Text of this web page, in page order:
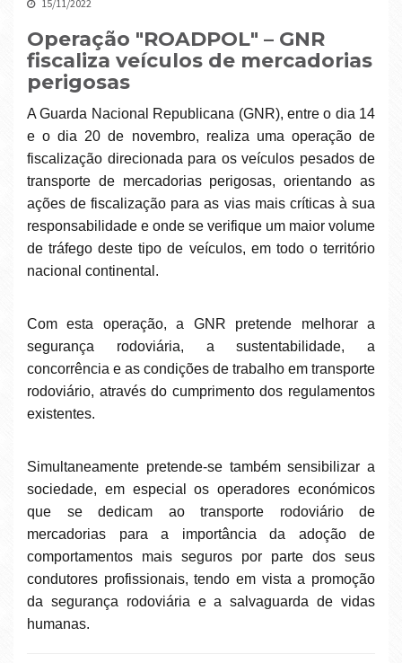
15/11/2022
Operação "ROADPOL" – GNR
fiscaliza veículos de mercadorias
perigosas
A Guarda Nacional Republicana (GNR), entre o dia 14
e o dia 20 de novembro, realiza uma operação de
fiscalização direcionada para os veículos pesados de
transporte de mercadorias perigosas, orientando as
ações de fiscalização para as vias mais críticas à sua
responsabilidade e onde se verifique um maior volume
de tráfego deste tipo de veículos, em todo o território
nacional continental.
Com esta operação, a GNR pretende melhorar a
segurança rodoviária, a sustentabilidade, a
concorrência e as condições de trabalho em transporte
rodoviário, através do cumprimento dos regulamentos
existentes.
Simultaneamente pretende-se também sensibilizar a
sociedade, em especial os operadores económicos
que se dedicam ao transporte rodoviário de
mercadorias para a importância da adoção de
comportamentos mais seguros por parte dos seus
condutores profissionais, tendo em vista a promoção
da segurança rodoviária e a salvaguarda de vidas
humanas.